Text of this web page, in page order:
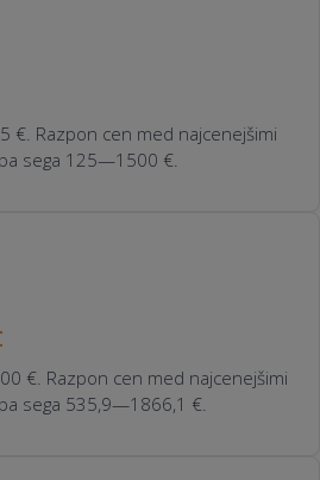
€. Razpon cen med najcenejšimi
sega 125—1500 €.
€. Razpon cen med najcenejšimi
sega 535,9—1866,1 €.